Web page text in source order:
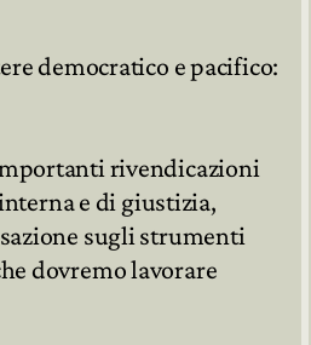
democratico e pacifico:
rivendicazioni
e di giustizia,
sugli strumenti
dovremo lavorare